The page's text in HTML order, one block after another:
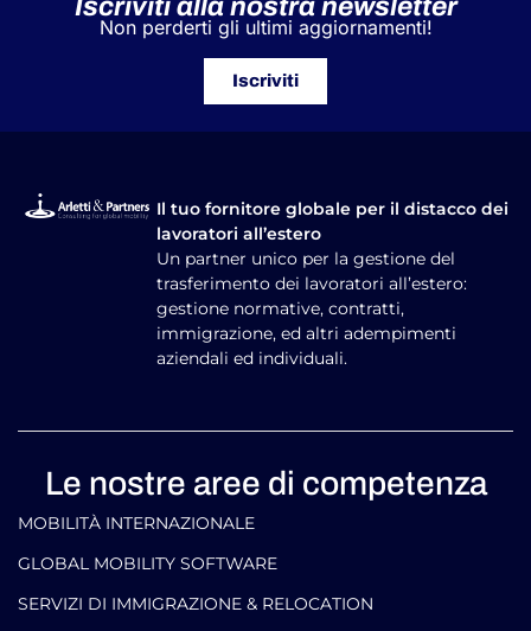
Iscriviti alla nostra newsletter
Non perderti gli ultimi aggiornamenti!
Iscriviti
Il tuo fornitore globale per il distacco dei
lavoratori all’estero
Un partner unico per la gestione del
trasferimento dei lavoratori all’estero:
gestione normative, contratti,
immigrazione, ed altri adempimenti
aziendali ed individuali.
Le nostre aree di competenza
MOBILITÀ INTERNAZIONALE
GLOBAL MOBILITY SOFTWARE​
SERVIZI DI IMMIGRAZIONE & RELOCATION